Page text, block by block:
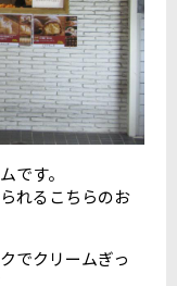
です。
れるこちらのお
でクリームぎっ